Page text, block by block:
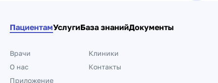
ПациентамУслугиБаза знанийДокументы
Врачи
Клиники
О нас
Контакты
Приложение